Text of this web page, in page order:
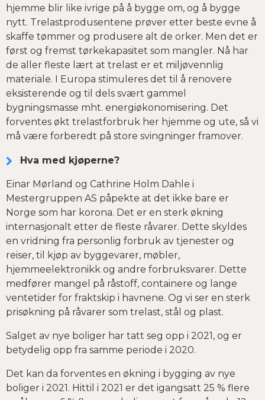
hjemme blir like ivrige på å bygge om, og å bygge
nytt. Trelastprodusentene prøver etter beste evne å
skaffe tømmer og produsere alt de orker. Men det er
først og fremst tørkekapasitet som mangler. Nå har
de aller fleste lært at trelast er et miljøvennlig
materiale. I Europa stimuleres det til å renovere
eksisterende og til dels svært gammel
bygningsmasse mht. energiøkonomisering. Det
forventes økt trelastforbruk her hjemme og ute, så vi
må være forberedt på store svingninger framover.
Hva med kjøperne?
Einar Mørland og Cathrine Holm Dahle i
Mestergruppen AS påpekte at det ikke bare er
Norge som har korona. Det er en sterk økning
internasjonalt etter de fleste råvarer. Dette skyldes
en vridning fra personlig forbruk av tjenester og
reiser, til kjøp av byggevarer, møbler,
hjemmeelektronikk og andre forbruksvarer. Dette
medfører mangel på råstoff, containere og lange
ventetider for fraktskip i havnene. Og vi ser en sterk
prisøkning på råvarer som trelast, stål og plast.
Salget av nye boliger har tatt seg opp i 2021, og er
betydelig opp fra samme periode i 2020.
Det kan da forventes en økning i bygging av nye
boliger i 2021. Hittil i 2021 er det igangsatt 25 % flere